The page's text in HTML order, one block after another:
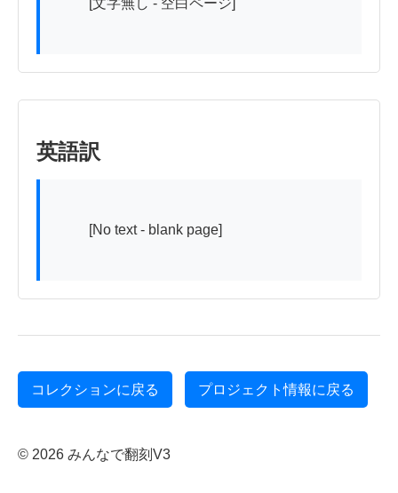
英語訳
コレクションに戻る プロジェクト情報に戻る
© 2026 みんなで翻刻V3